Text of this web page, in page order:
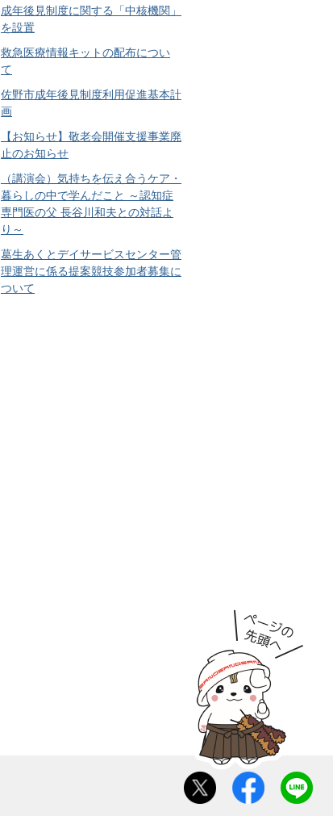
成年後見制度に関する「中核機関」
を設置
救急医療情報キットの配布につい
て
佐野市成年後見制度利用促進基本計
画
【お知らせ】敬老会開催支援事業廃
止のお知らせ
（講演会）気持ちを伝え合うケア・
暮らしの中で学んだこと ～認知症
専門医の父 長谷川和夫との対話よ
り～
葛生あくとデイサービスセンター管
理運営に係る提案競技参加者募集に
ついて